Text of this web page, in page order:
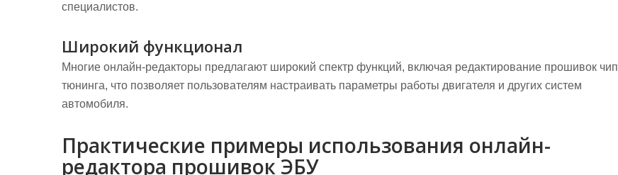
специалистов.
Широкий функционал
Многие онлайн-редакторы предлагают широкий спектр функций, включая редактирование прошивок чип
тюнинга, что позволяет пользователям настраивать параметры работы двигателя и других систем
автомобиля.
Практические примеры использования онлайн-
редактора прошивок ЭБУ